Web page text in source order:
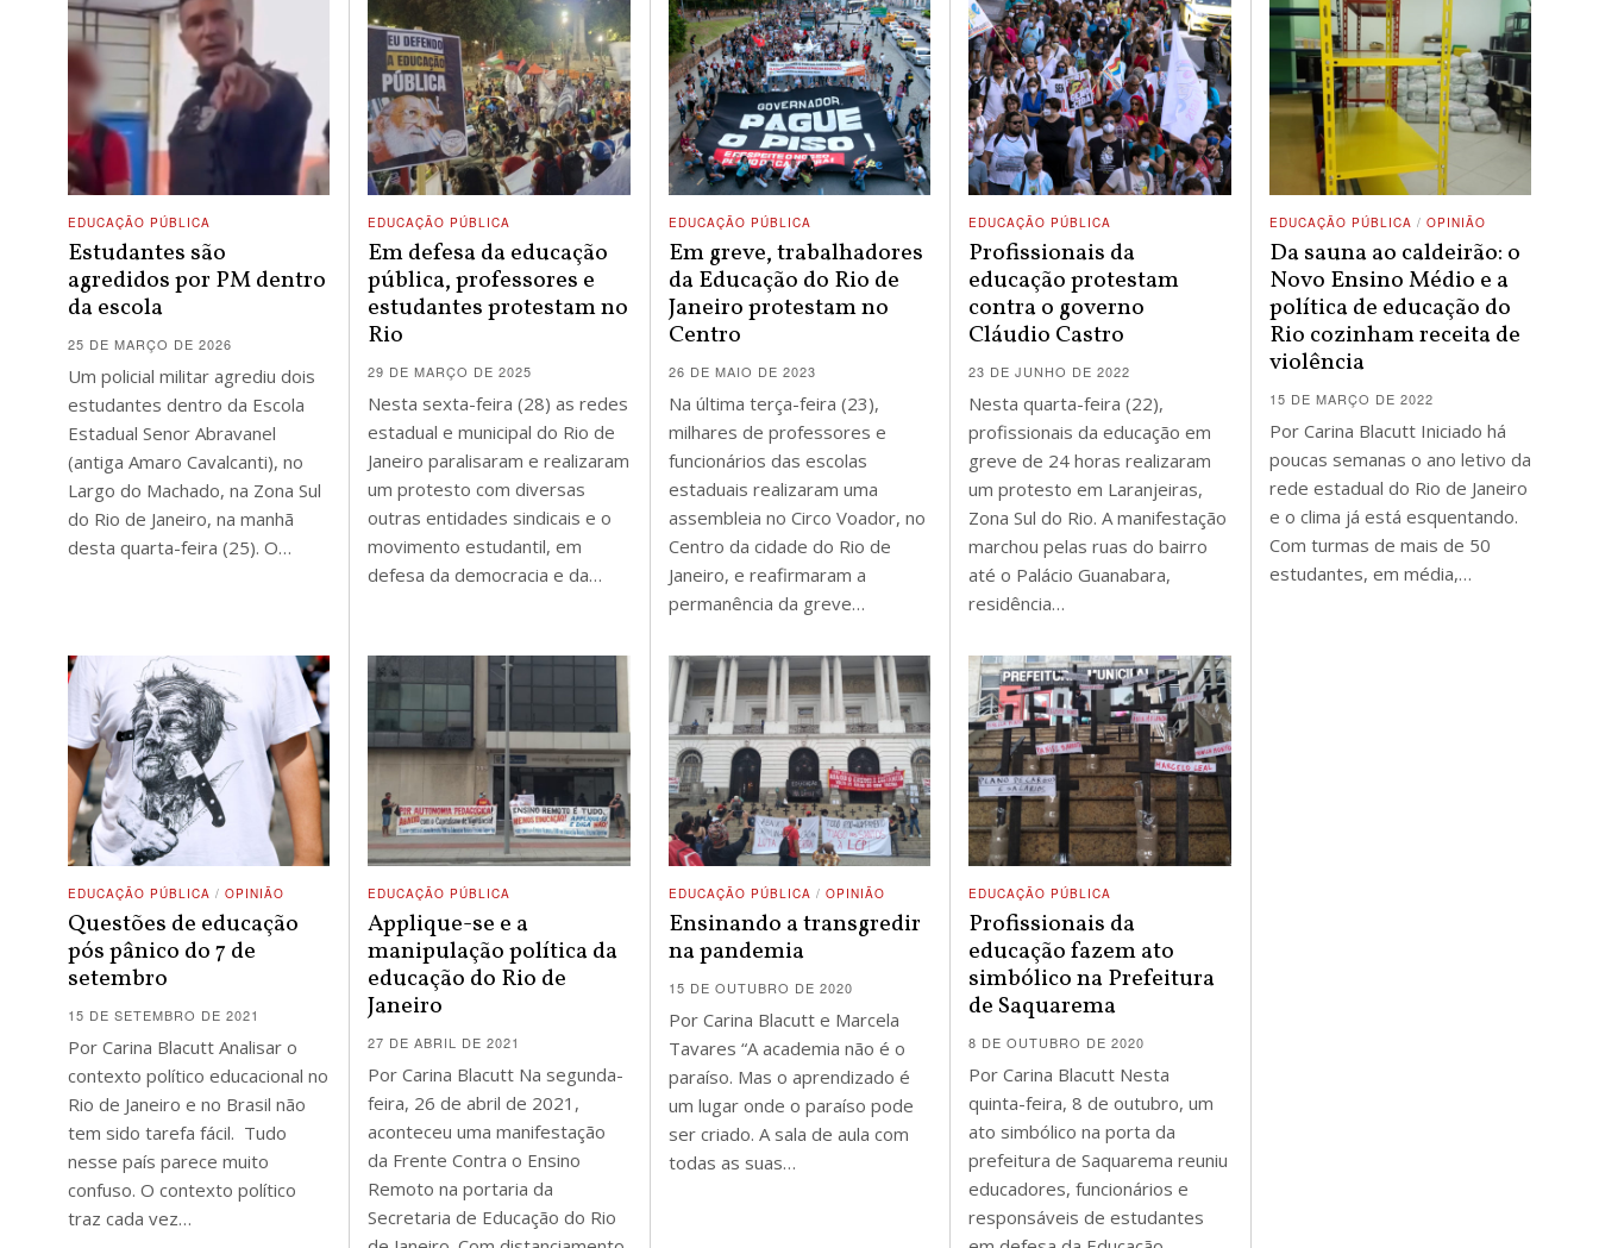
EDUCAÇÃO PÚBLICA
Estudantes são
agredidos por PM dentro
da escola
25 DE MARÇO DE 2026
Um policial militar agrediu dois
estudantes dentro da Escola
Estadual Senor Abravanel
(antiga Amaro Cavalcanti), no
Largo do Machado, na Zona Sul
do Rio de Janeiro, na manhã
desta quarta-feira (25). O…
EDUCAÇÃO PÚBLICA
Em defesa da educação
pública, professores e
estudantes protestam no
Rio
29 DE MARÇO DE 2025
Nesta sexta-feira (28) as redes
estadual e municipal do Rio de
Janeiro paralisaram e realizaram
um protesto com diversas
outras entidades sindicais e o
movimento estudantil, em
defesa da democracia e da…
EDUCAÇÃO PÚBLICA
Em greve, trabalhadores
da Educação do Rio de
Janeiro protestam no
Centro
26 DE MAIO DE 2023
Na última terça-feira (23),
milhares de professores e
funcionários das escolas
estaduais realizaram uma
assembleia no Circo Voador, no
Centro da cidade do Rio de
Janeiro, e reafirmaram a
permanência da greve…
EDUCAÇÃO PÚBLICA
Profissionais da
educação protestam
contra o governo
Cláudio Castro
23 DE JUNHO DE 2022
Nesta quarta-feira (22),
profissionais da educação em
greve de 24 horas realizaram
um protesto em Laranjeiras,
Zona Sul do Rio. A manifestação
marchou pelas ruas do bairro
até o Palácio Guanabara,
residência…
EDUCAÇÃO PÚBLICA / OPINIÃO
Da sauna ao caldeirão: o
Novo Ensino Médio e a
política de educação do
Rio cozinham receita de
violência
15 DE MARÇO DE 2022
Por Carina Blacutt Iniciado há
poucas semanas o ano letivo da
rede estadual do Rio de Janeiro
e o clima já está esquentando.
Com turmas de mais de 50
estudantes, em média,…
EDUCAÇÃO PÚBLICA / OPINIÃO
Questões de educação
pós pânico do 7 de
setembro
15 DE SETEMBRO DE 2021
Por Carina Blacutt Analisar o
contexto político educacional no
Rio de Janeiro e no Brasil não
tem sido tarefa fácil. Tudo
nesse país parece muito
confuso. O contexto político
traz cada vez…
EDUCAÇÃO PÚBLICA
Applique-se e a
manipulação política da
educação do Rio de
Janeiro
27 DE ABRIL DE 2021
Por Carina Blacutt Na segunda-
feira, 26 de abril de 2021,
aconteceu uma manifestação
da Frente Contra o Ensino
Remoto na portaria da
Secretaria de Educação do Rio
EDUCAÇÃO PÚBLICA / OPINIÃO
Ensinando a transgredir
na pandemia
15 DE OUTUBRO DE 2020
Por Carina Blacutt e Marcela
Tavares “A academia não é o
paraíso. Mas o aprendizado é
um lugar onde o paraíso pode
ser criado. A sala de aula com
todas as suas…
EDUCAÇÃO PÚBLICA
Profissionais da
educação fazem ato
simbólico na Prefeitura
de Saquarema
8 DE OUTUBRO DE 2020
Por Carina Blacutt Nesta
quinta-feira, 8 de outubro, um
ato simbólico na porta da
prefeitura de Saquarema reuniu
educadores, funcionários e
responsáveis de estudantes